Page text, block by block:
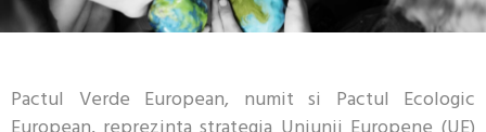
Pactul Verde European, numit si Pactul Ecologic